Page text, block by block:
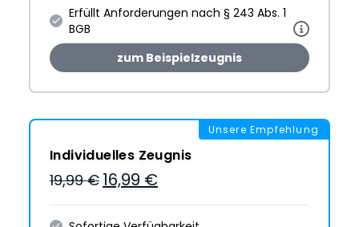
Erfüllt Anforderungen nach § 243 Abs. 1
BGB
zum Beispielzeugnis
Unsere Empfehlung
Individuelles Zeugnis
19,99 € 16,99 €